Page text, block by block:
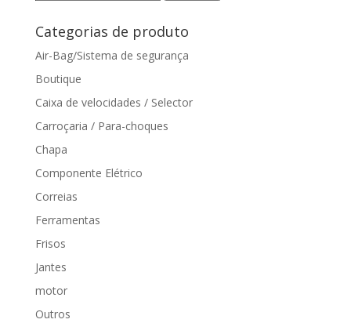
Categorias de produto
Air-Bag/Sistema de segurança
Boutique
Caixa de velocidades / Selector
Carroçaria / Para-choques
Chapa
Componente Elétrico
Correias
Ferramentas
Frisos
Jantes
motor
Outros